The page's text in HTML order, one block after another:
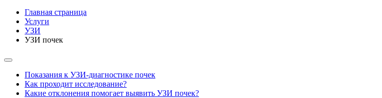
Главная страница
Услуги
УЗИ
УЗИ почек
Показания к УЗИ-диагностике почек
Как проходит исследование?
Какие отклонения помогает выявить УЗИ почек?